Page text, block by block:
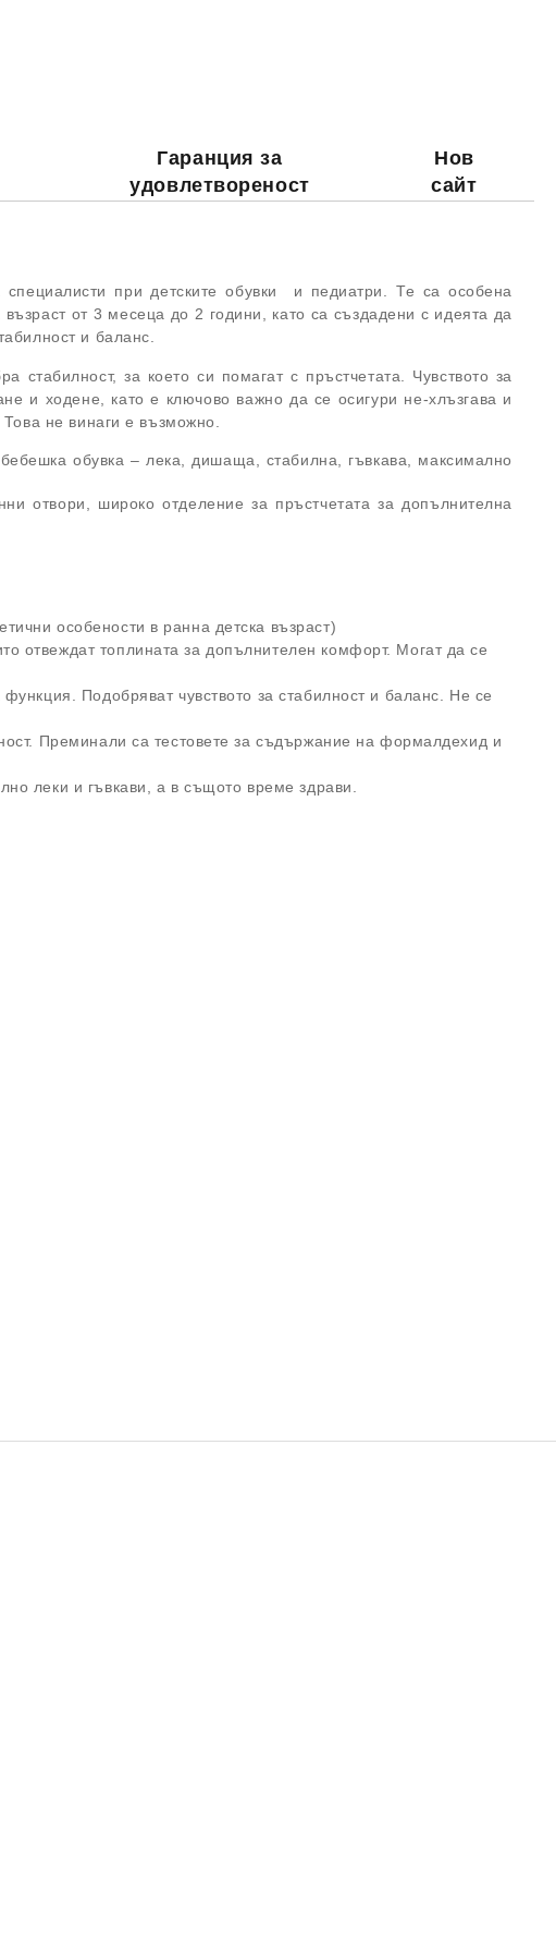
Гаранция за
удовлетвореност
Нов
сайт
при детските обувки и педиатри. Те са особена
от 3 месеца до 2 години, като са създадени с идеята да
и баланс.
за което си помагат с пръстчетата. Чувството за
и ходене, като е ключово важно да се осигури не-хлъзгава и
Това не винаги е възможно.
обувка – лека, дишаща, стабилна, гъвкава, максимално
отвори, широко отделение за пръстчетата за допълнителна
особености в ранна детска възраст)​
отвеждат топлината за допълнителен комфорт. Могат да се
Подобряват чувството за стабилност и баланс. Не се
Преминали са тестовете за съдържание на формалдехид и
леки и гъвкави, а в същото време здрави.